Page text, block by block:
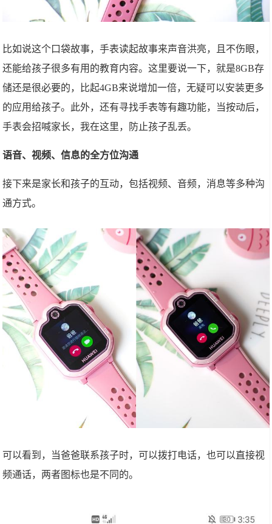
比如说这个口袋故事，手表读起故事来声音洪亮，且不伤眼，
还能给孩子很多有用的教育内容。这里要说一下，就是8GB存
储还是很必要的，比起4GB来说增加一倍，无疑可以安装更多
的应用给孩子。此外，还有寻找手表等有趣功能，当按动后，
手表会招喊家长，我在这里，防止孩子乱丢。
语音、视频、信息的全方位沟通
接下来是家长和孩子的互动，包括视频、音频，消息等多种沟
通方式。
可以看到，当爸爸联系孩子时，可以拨打电话，也可以直接视
频通话，两者图标也是不同的。